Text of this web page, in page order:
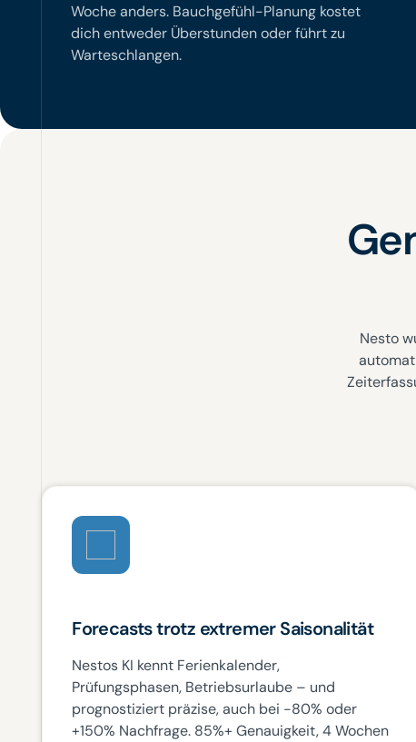
Woche anders. Bauchgefühl-Planung kostet
dich entweder Überstunden oder führt zu
Warteschlangen.
Nesto
Forecasts trotz extremer Saisonalität
Nestos KI kennt Ferienkalender,
Prüfungsphasen, Betriebsurlaube – und
prognostiziert präzise, auch bei -80% oder
+150% Nachfrage. 85%+ Genauigkeit, 4 Wochen